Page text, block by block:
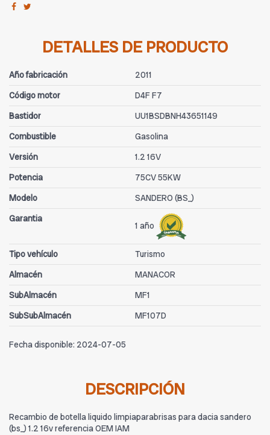
DETALLES DE PRODUCTO
Año fabricación
2011
Código motor
D4F F7
Bastidor
UU1BSDBNH43651149
Combustible
Gasolina
Versión
1.2 16V
Potencia
75CV 55KW
Modelo
SANDERO (BS_)
Garantia
1 año
Tipo vehículo
Turismo
Almacén
MANACOR
SubAlmacén
MF1
SubSubAlmacén
MF107D
Fecha disponible: 2024-07-05
DESCRIPCIÓN
Recambio de botella liquido limpiaparabrisas para dacia sandero
(bs_) 1.2 16v referencia OEM IAM